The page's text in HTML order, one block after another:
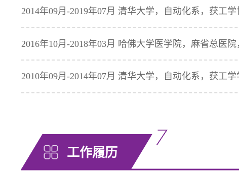
2014年09月-2019年07月 清华大学，自动化系，获工
2016年10月-2018年03月 哈佛大学医学院，麻省总医
2010年09月-2014年07月 清华大学，自动化系，获工
工作履历